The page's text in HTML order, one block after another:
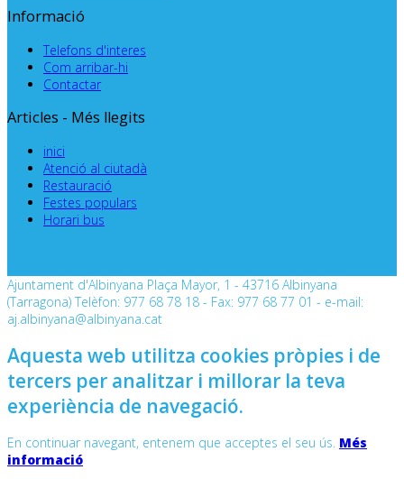
Informació
Telefons d'interes
Com arribar-hi
Contactar
Articles - Més llegits
inici
Atenció al ciutadà
Restauració
Festes populars
Horari bus
Ajuntament d'Albinyana Plaça Mayor, 1 - 43716 Albinyana
(Tarragona) Telèfon: 977 68 78 18 - Fax: 977 68 77 01 - e-mail:
aj.albinyana@albinyana.cat
Aquesta web utilitza cookies pròpies i de
tercers per analitzar i millorar la teva
experiència de navegació.
En continuar navegant, entenem que acceptes el seu ús. Més
informació